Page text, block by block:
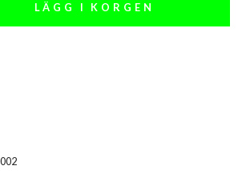
LÄGG I KORGEN